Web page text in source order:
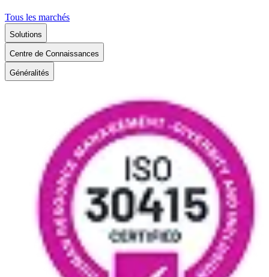
Tous les marchés
Solutions
Centre de Connaissances
Généralités